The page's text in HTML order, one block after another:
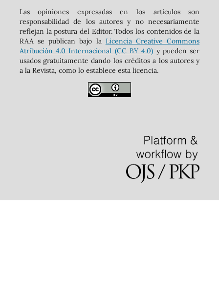
Las opiniones expresadas en los artículos son
responsabilidad de los autores y no necesariamente
reflejan la postura del Editor. Todos los contenidos de la
RAA se publican bajo la Licencia Creative Commons
Atribución 4.0 Internacional (CC BY 4.0) y pueden ser
usados gratuitamente dando los créditos a los autores y
a la Revista, como lo establece esta licencia.